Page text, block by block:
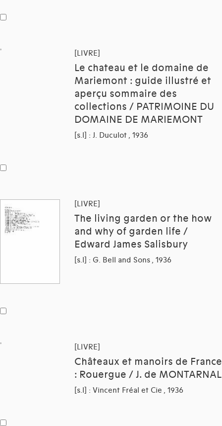
[LIVRE]
Le chateau et le domaine de
Mariemont : guide illustré et
aperçu sommaire des
collections / PATRIMOINE DU
DOMAINE DE MARIEMONT
[s.l] : J. Duculot , 1936
[LIVRE]
The living garden or the how
and why of garden life /
Edward James Salisbury
[s.l] : G. Bell and Sons , 1936
[LIVRE]
Châteaux et manoirs de France
: Rouergue / J. de MONTARNAL
[s.l] : Vincent Fréal et Cie , 1936